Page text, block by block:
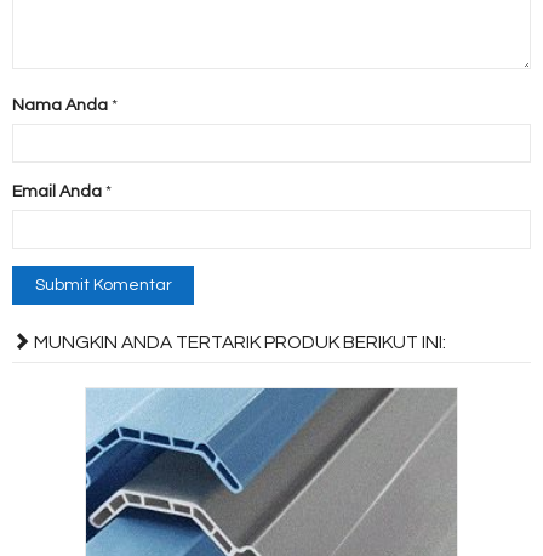
Nama Anda *
Email Anda *
MUNGKIN ANDA TERTARIK PRODUK BERIKUT INI: